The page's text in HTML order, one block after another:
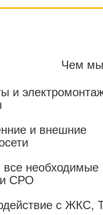
Чем мы
и
и внешние
необходимые
СРО
с ЖКС,